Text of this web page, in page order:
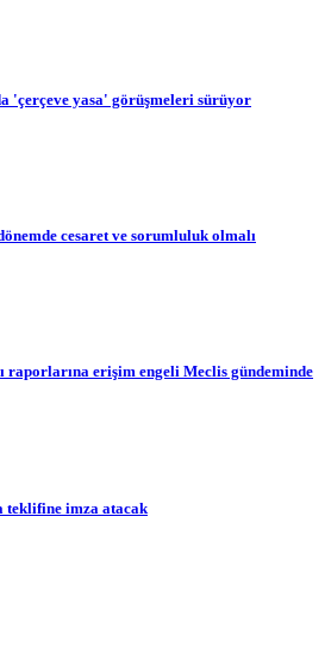
'çerçeve yasa' görüşmeleri sürüyor
cesaret ve sorumluluk olmalı
raporlarına erişim engeli Meclis gündeminde
teklifine imza atacak